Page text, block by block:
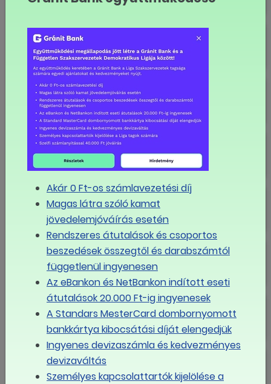
Balatonfüred – Danubius Hotel
Marina *** Superior
Budapest – Danubius Hotel Arena
Budapest – Danubius Hotel Astoria
City Center ****
Budapest – Danubius Hotel
Erzsébet City Center ***
Budapest – Danubius Hotel Helia
Budapest – Danubius Hotel
Hungaria ****
Budapest – Grand
Margitsziget**** Superior
Akár 0 Ft-os számlavezetési díj
Magas látra szóló kamat
jövedelemjóváírás esetén
Rendszeres átutalások és csoportos
beszedések összegtől és darabszámtól
függetlenül ingyenesen
Az eBankon és NetBankon indított eseti
átutalások 20.000 Ft-ig ingyenesek
A Standars MesterCard dombornyomott
bankkártya kibocsátási díját elengedjük
Ingyenes devizaszámla és kedvezményes
devizaváltás
Személyes kapcsolattartók kijelölése a